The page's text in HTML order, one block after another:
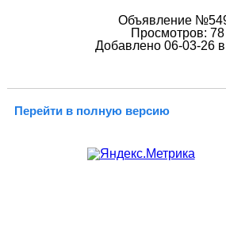
Объявление
Просмотров: 78
Добавлено 06-03-26
Перейти в полную версию